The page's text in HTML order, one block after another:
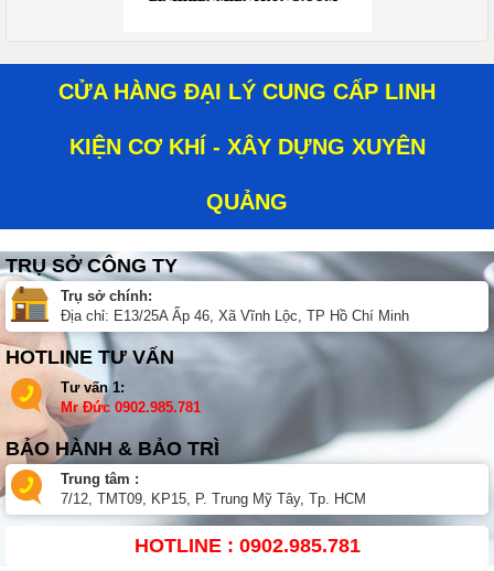
CỬA HÀNG ĐẠI LÝ CUNG CẤP LINH
KIỆN CƠ KHÍ - XÂY DỰNG XUYÊN
QUẢNG
TRỤ SỞ CÔNG TY
Trụ sở chính:
Địa chỉ: E13/25A Ấp 46, Xã Vĩnh Lộc, TP Hồ Chí Minh
HOTLINE TƯ VẤN
Tư vấn 1:
Mr Đức 0902.985.781
BẢO HÀNH & BẢO TRÌ
Trung tâm :
7/12, TMT09, KP15, P. Trung Mỹ Tây, Tp. HCM
HOTLINE : 0902.985.781